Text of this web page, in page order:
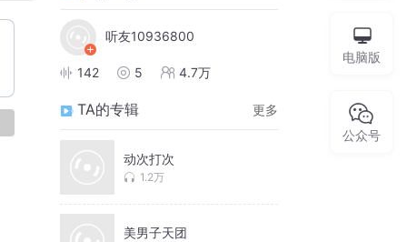
听友10936800
142 5 4.7万
TA的专辑 更多
动次打次
1.2万
美男子天团
电脑版
公众号